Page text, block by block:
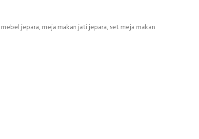
mebel jepara,meja makan jati jepara,set meja makan